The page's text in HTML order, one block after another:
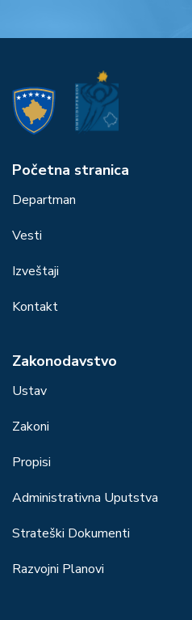
Početna stranica
Departman
Vesti
Izveštaji
Kontakt
Zakonodavstvo
Ustav
Zakoni
Propisi
Administrativna Uputstva
Strateški Dokumenti
Razvojni Planovi